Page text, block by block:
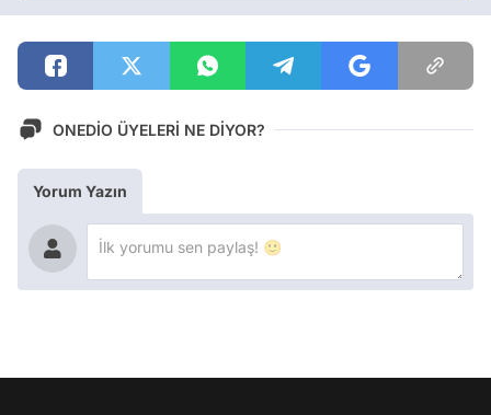
ONEDİO ÜYELERİ NE DİYOR?
Yorum Yazın